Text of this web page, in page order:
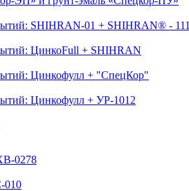
SHIHRAN-01 + SHIHRAN® - 111
ЦинкоFull + SHIHRAN
Цинкофулл + "СпецКор"
Цинкофулл + УР-1012
0278
010